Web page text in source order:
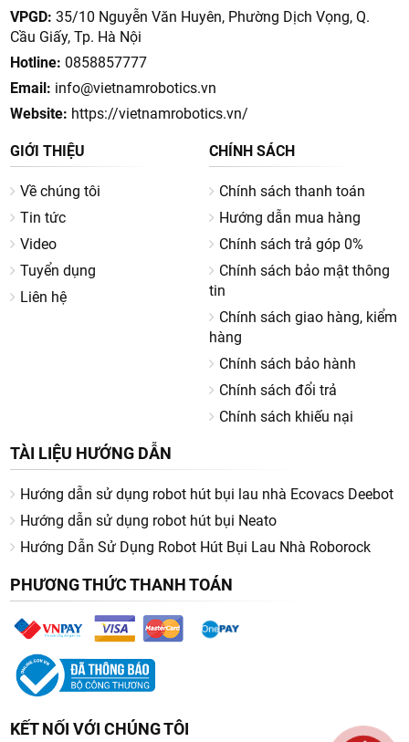
VPGD: 35/10 Nguyễn Văn Huyên, Phường Dịch Vọng, Q.
Cầu Giấy, Tp. Hà Nội
Hotline: 0858857777
Email: info@vietnamrobotics.vn
Website: https://vietnamrobotics.vn/
GIỚI THIỆU
Về chúng tôi
Tin tức
Video
Tuyển dụng
Liên hệ
CHÍNH SÁCH
Chính sách thanh toán
Hướng dẫn mua hàng
Chính sách trả góp 0%
Chính sách bảo mật thông
tin
Chính sách giao hàng, kiểm
hàng
Chính sách bảo hành
Chính sách đổi trả
Chính sách khiếu nại
TÀI LIỆU HƯỚNG DẪN
Hướng dẫn sử dụng robot hút bụi lau nhà Ecovacs Deebot
Hướng dẫn sử dụng robot hút bụi Neato
Hướng Dẫn Sử Dụng Robot Hút Bụi Lau Nhà Roborock
PHƯƠNG THỨC THANH TOÁN
KẾT NỐI VỚI CHÚNG TÔI